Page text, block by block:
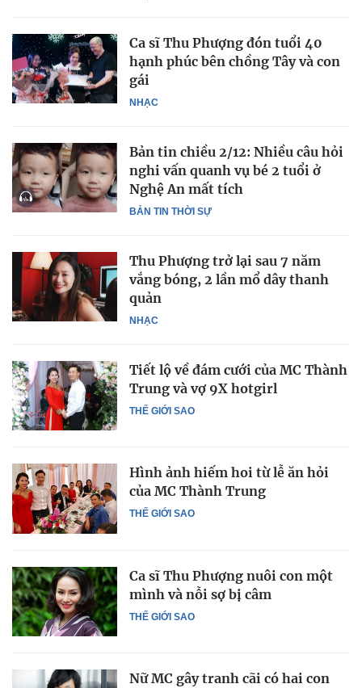
NHẠC
Ca sĩ Thu Phượng đón tuổi 40
hạnh phúc bên chồng Tây và con
gái
BẢN TIN THỜI SỰ
Bản tin chiều 2/12: Nhiều câu hỏi
nghi vấn quanh vụ bé 2 tuổi ở
Nghệ An mất tích
NHẠC
Thu Phượng trở lại sau 7 năm
vắng bóng, 2 lần mổ dây thanh
quản
THẾ GIỚI SAO
Tiết lộ về đám cưới của MC Thành
Trung và vợ 9X hotgirl
THẾ GIỚI SAO
Hình ảnh hiếm hoi từ lễ ăn hỏi
của MC Thành Trung
THẾ GIỚI SAO
Ca sĩ Thu Phượng nuôi con một
mình và nỗi sợ bị câm
Nữ MC gây tranh cãi có hai con